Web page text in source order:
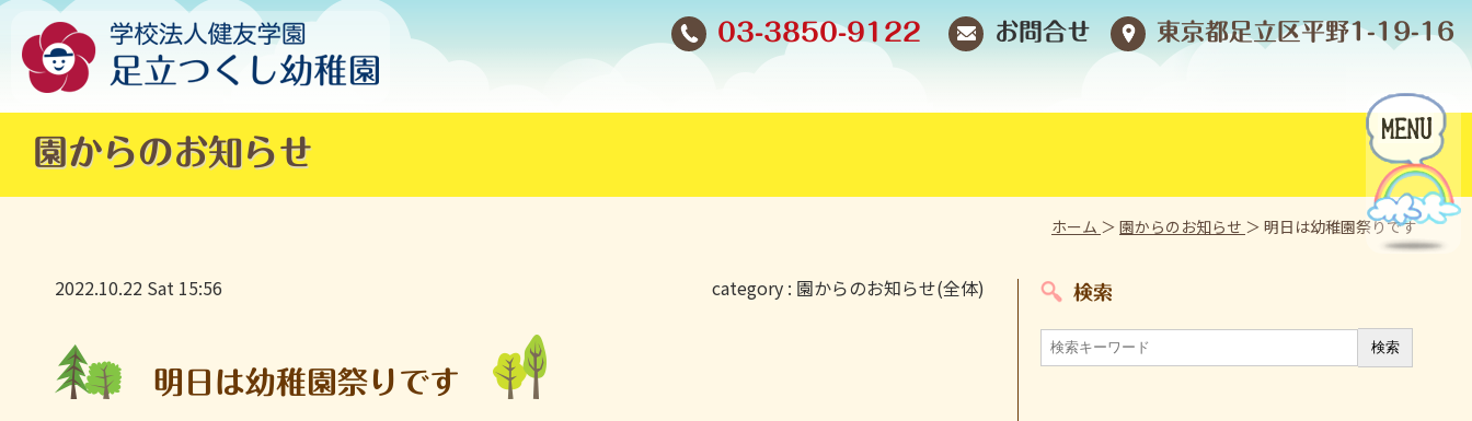
03-3850-9122 お問合せ 東京都足立区平野1-19-16
園からのお知らせ
ホーム ＞ 園からのお知らせ ＞ 明日は幼稚園祭りです
2022.10.22 Sat 15:56 category : 園からのお知らせ(全体)
明日は幼稚園祭りです
検索